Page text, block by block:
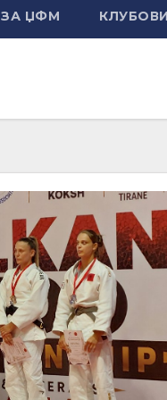
ЗА ЏФМ КЛУБОВИ